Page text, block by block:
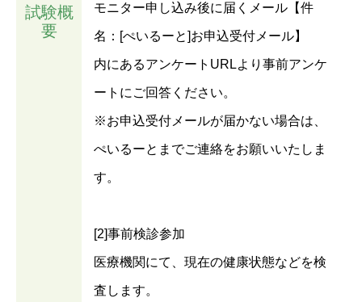
試験概
要
モニター申し込み後に届くメール【件
名：[ぺいるーと]お申込受付メール】
内にあるアンケートURLより事前アンケ
ートにご回答ください。
※お申込受付メールが届かない場合は、
ぺいるーとまでご連絡をお願いいたしま
す。
[2]事前検診参加
医療機関にて、現在の健康状態などを検
査します。